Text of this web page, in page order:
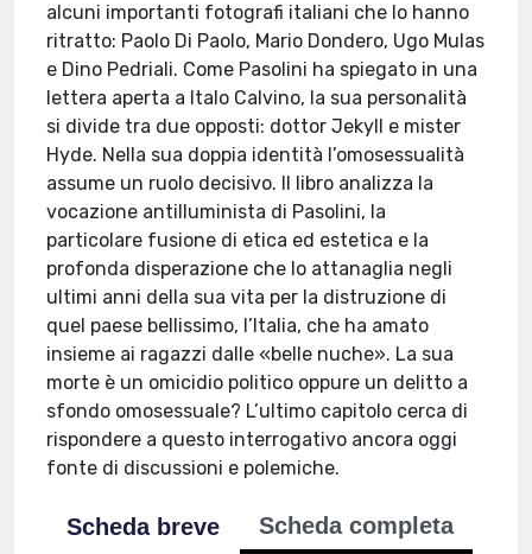
alcuni importanti fotografi italiani che lo hanno
ritratto: Paolo Di Paolo, Mario Dondero, Ugo Mulas
e Dino Pedriali. Come Pasolini ha spiegato in una
lettera aperta a Italo Calvino, la sua personalità
si divide tra due opposti: dottor Jekyll e mister
Hyde. Nella sua doppia identità l’omosessualità
assume un ruolo decisivo. Il libro analizza la
vocazione antilluminista di Pasolini, la
particolare fusione di etica ed estetica e la
profonda disperazione che lo attanaglia negli
ultimi anni della sua vita per la distruzione di
quel paese bellissimo, l’Italia, che ha amato
insieme ai ragazzi dalle «belle nuche». La sua
morte è un omicidio politico oppure un delitto a
sfondo omosessuale? L’ultimo capitolo cerca di
rispondere a questo interrogativo ancora oggi
fonte di discussioni e polemiche.
Scheda breve
Scheda completa